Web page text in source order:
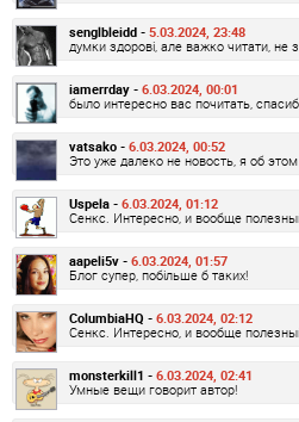
senglbleidd - 5.03.2024, 23:48
думки здорові, але важко читати, не
iamerrday - 6.03.2024, 00:01
было интересно вас почитать,
vatsako - 6.03.2024, 00:52
Это уже далеко не новость, я об
Uspela - 6.03.2024, 01:12
Сенкс. Интересно, и вообще
aapeli5v - 6.03.2024, 01:57
Блог супер, побільше б таких!
ColumbiaHQ - 6.03.2024, 02:12
Сенкс. Интересно, и вообще
monsterkill1 - 6.03.2024, 02:41
Умные вещи говорит автор!